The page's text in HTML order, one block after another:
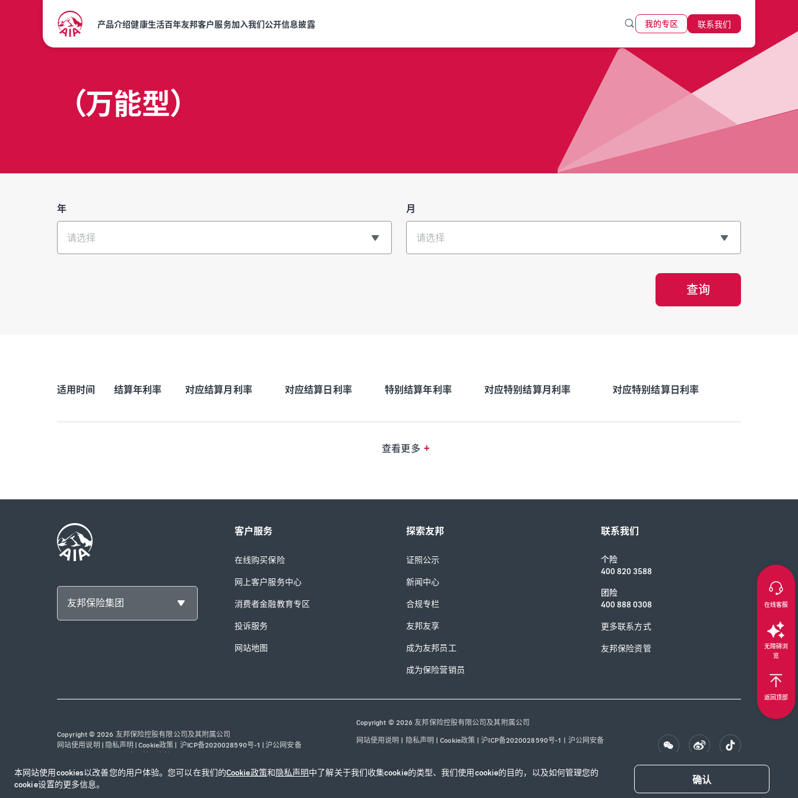
产品介绍健康生活百年友邦客户服务加入我们公开信息披露 我的专区 联系我们
（万能型）
年
请选择
月
请选择
查询
适用时间 结算年利率 对应结算月利率 对应结算日利率 特别结算年利率 对应特别结算月利率 对应特别结算日利率
查看更多 +
本网站使用cookies以改善您的用户体验。您可以在我们的Cookie政策和隐私声明中了解关于我们收集cookie的类型、我们使用cookie的目的，以及如何管理您的
cookie设置的更多信息。
确认
友邦保险集团
客户服务
在线购买保险
网上客户服务中心
消费者金融教育专区
投诉服务
网站地图
探索友邦
证照公示
新闻中心
合规专栏
友邦友享
成为友邦员工
成为保险营销员
联系我们
个险
400 820 3588
团险
400 888 0308
更多联系方式
友邦保险资管
Copyright © 2026 友邦保险控股有限公司及其附属公司
网站使用说明
隐私声明 Cookie政策 沪ICP备2020028590号-1
沪公网安备
Copyright © 2026 友邦保险控股有限公司及其附属公司
网站使用说明 隐私声明 |Cookie政策 |沪ICP备2020028590号-1 沪公网安备
在线客服
无障碍浏
览
返回顶部